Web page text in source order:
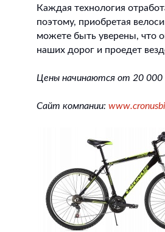
Каждая технология
поэтому, приобретая
можете быть уверены, что
наших дорог и проедет
Цены начинаются от 20 000
Сайт компании: